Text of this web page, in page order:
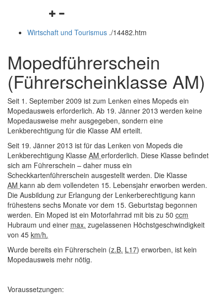
Navigationsmenü
und
Wirtschaft und Tourismus ./14482.htm
Mopedführerschein
(Führerscheinklasse AM)
Seit 1. September 2009 ist zum Lenken eines Mopeds ein
Mopedausweis erforderlich. Ab 19. Jänner 2013 werden keine
Mopedausweise mehr ausgegeben, sondern eine
Lenkberechtigung für die Klasse AM erteilt.
Seit 19. Jänner 2013 ist für das Lenken von Mopeds die
Lenkberechtigung Klasse AM erforderlich. Diese Klasse befindet
sich am Führerschein – daher muss ein
Scheckkartenführerschein ausgestellt werden. Die Klasse
AM kann ab dem vollendeten 15. Lebensjahr erworben werden.
Die Ausbildung zur Erlangung der Lenkerberechtigung kann
frühestens sechs Monate vor dem 15. Geburtstag begonnen
werden. Ein Moped ist ein Motorfahrrad mit bis zu 50 ccm
Hubraum und einer max. zugelassenen Höchstgeschwindigkeit
von 45 km/h.
Wurde bereits ein Führerschein (z.B. L17) erworben, ist kein
Mopedausweis mehr nötig.
Voraussetzungen: